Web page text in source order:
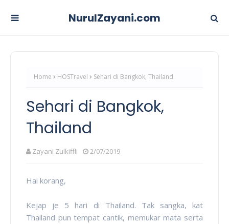
NurulZayani.com
Home HOSTravel Sehari di Bangkok, Thailand
Sehari di Bangkok,
Thailand
Zayani Zulkiffli 2/07/2019
Hai korang,
Kejap je 5 hari di Thailand. Tak sangka, kat
Thailand pun tempat cantik, memukar mata serta